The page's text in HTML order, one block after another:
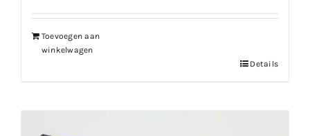
Toevoegen aan
winkelwagen
Details